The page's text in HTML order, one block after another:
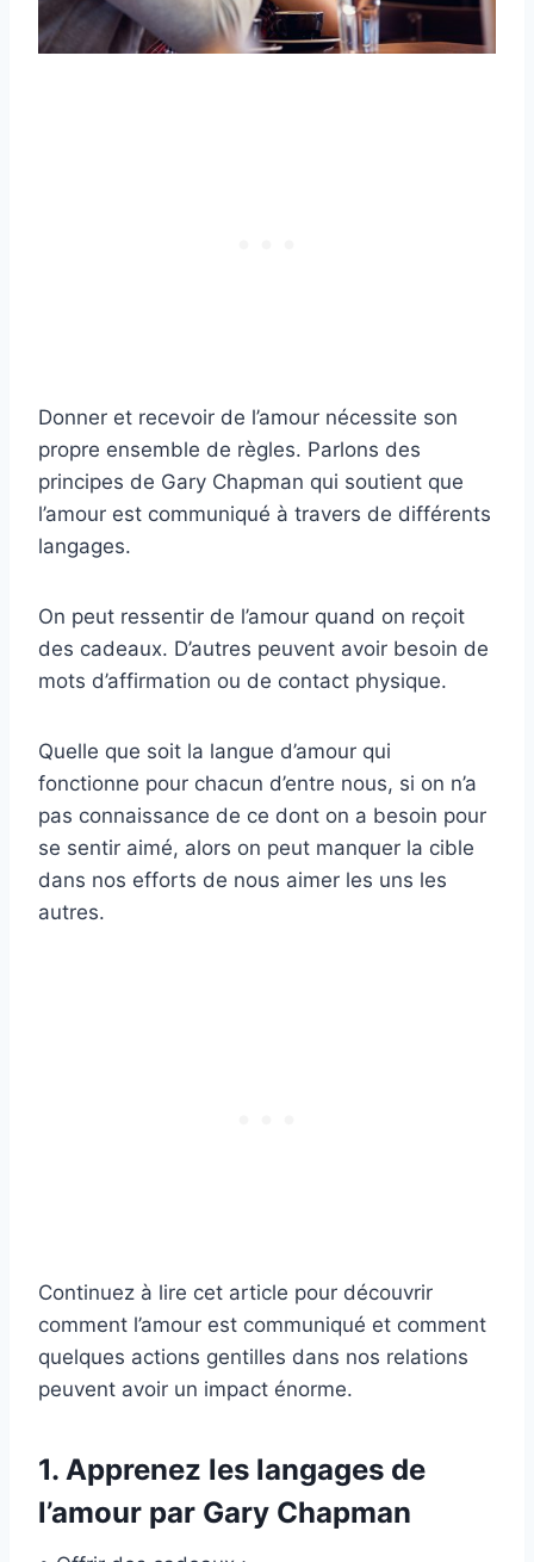
Donner et recevoir de l’amour nécessite son
propre ensemble de règles. Parlons des
principes de Gary Chapman qui soutient que
l’amour est communiqué à travers de différents
langages.
On peut ressentir de l’amour quand on reçoit
des cadeaux. D’autres peuvent avoir besoin de
mots d’affirmation ou de contact physique.
Quelle que soit la langue d’amour qui
fonctionne pour chacun d’entre nous, si on n’a
pas connaissance de ce dont on a besoin pour
se sentir aimé, alors on peut manquer la cible
dans nos efforts de nous aimer les uns les
autres.
Continuez à lire cet article pour découvrir
comment l’amour est communiqué et comment
quelques actions gentilles dans nos relations
peuvent avoir un impact énorme.
1. Apprenez les langages de
l’amour par Gary Chapman